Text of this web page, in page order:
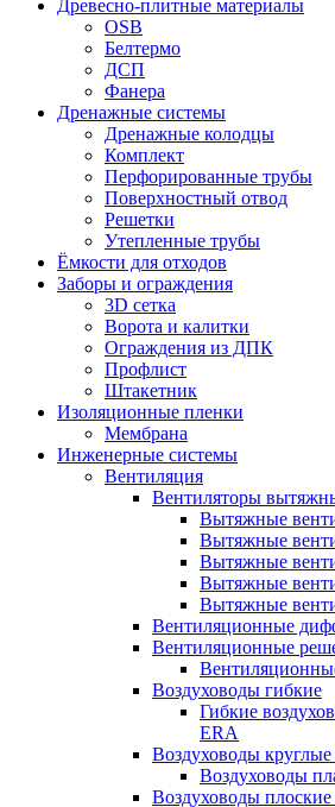
Древесно-плитные материалы
OSB
Белтермо
ДСП
Фанера
Дренажные системы
Дренажные колодцы
Комплект
Перфорированные трубы
Поверхностный отвод
Решетки
Утепленные трубы
Ёмкости для отходов
Заборы и ограждения
3D сетка
Ворота и калитки
Ограждения из ДПК
Профлист
Штакетник
Изоляционные пленки
Мембрана
Инженерные системы
Вентиляция
Вентиляторы
Вытяжные
Вытяжные
Вытяжные
Вытяжные
Вытяжные
Вентиляционные
Вентиляционные
Воздуховоды гибкие
Гибкие
ERA
Воздуховоды
Воздуховоды
Воздуховоды